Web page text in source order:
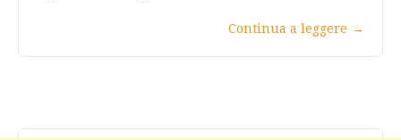
Continua a leggere →